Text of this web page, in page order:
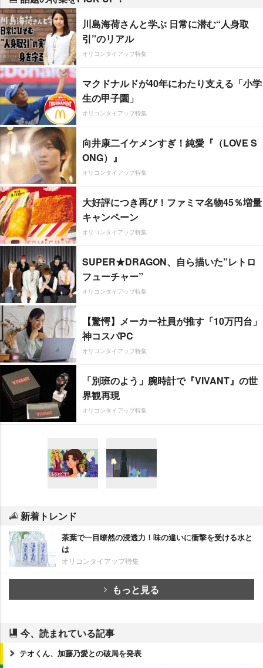
川島海荷さんと学ぶ 日常に潜む“人身取
引”のリアル
オリコンタイアップ特集
マクドナルドが40年にわたり支える「小学
生の甲子園」
オリコンタイアップ特集
向井康二イケメンすぎ！純愛『（LOVE S
ONG）』
オリコンタイアップ特集
大好評につき再び！ファミマ名物45％増量
キャンペーン
オリコンタイアップ特集
SUPER★DRAGON、自ら描いた”レトロ
フューチャー”
オリコンタイアップ特集
【驚愕】メーカー社員が推す「10万円台」
神コスパPC
オリコンタイアップ特集
「別班のよう」腕時計で『VIVANT』の世
界観再現
オリコンタイアップ特集
新着トレンド
茶葉で一目瞭然の浸透力！味の違いに衝撃を受ける水と
は
オリコンタイアップ特集
もっと見る
今、読まれている記事
テオくん、加藤乃愛との破局を発表